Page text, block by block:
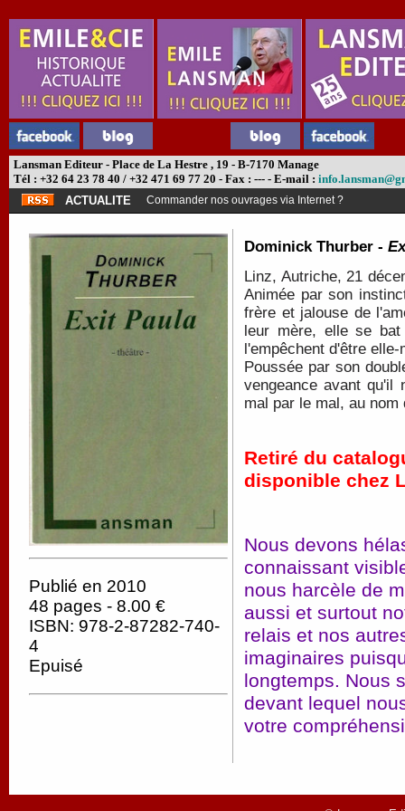
Lansman Editeur - Place de La Hestre , 19 - B-7170 Manage
Tél : +32 64 23 78 40 / +32 471 69 77 20 - Fax : --- - E-mail :
ACTUALITE
Commander nos ouvrages via Internet ?
Publié en 2010
48 pages - 8.00 €
ISBN: 978-2-87282-740-
4
Epuisé
Dominick Thurber -
Linz, Autriche, 21
Animée par son
frère et jalouse de
leur mère, elle se
l'empêchent d'être elle-
Poussée par son
vengeance avant
mal par le mal, au
Retiré du
disponible chez
Nous devons
connaissant
nous harcèle de
aussi et surtout
relais et nos
imaginaires
longtemps. Nous
devant lequel
votre